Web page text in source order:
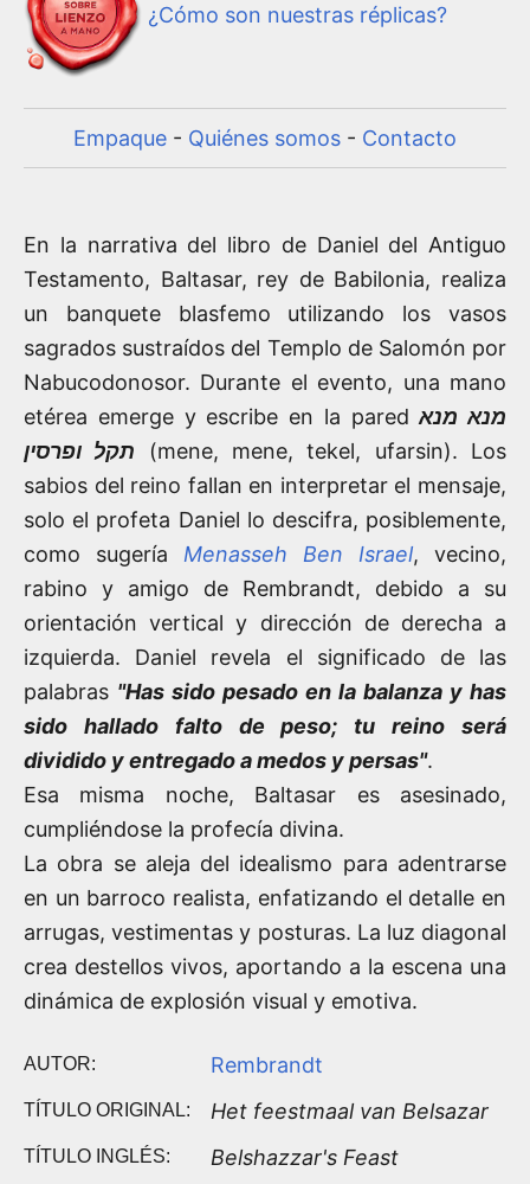
¿Cómo son nuestras réplicas?
Empaque - Quiénes somos - Contacto
En la narrativa del libro de Daniel del Antiguo
Testamento, Baltasar, rey de Babilonia, realiza
un banquete blasfemo utilizando los vasos
sagrados sustraídos del Templo de Salomón por
Nabucodonosor. Durante el evento, una mano
etérea emerge y escribe en la paredמנא מנא
תקל ופרסין (mene, mene, tekel, ufarsin). Los
sabios del reino fallan en interpretar el mensaje,
solo el profeta Daniel lo descifra, posiblemente,
como sugería Menasseh Ben Israel, vecino,
rabino y amigo de Rembrandt, debido a su
orientación vertical y dirección de derecha a
izquierda. Daniel revela el significado de las
palabras "Has sido pesado en la balanza y has
sido hallado falto de peso; tu reino será
dividido y entregado a medos y persas".
Esa misma noche, Baltasar es asesinado,
cumpliéndose la profecía divina.
La obra se aleja del idealismo para adentrarse
en un barroco realista, enfatizando el detalle en
arrugas, vestimentas y posturas. La luz diagonal
crea destellos vivos, aportando a la escena una
dinámica de explosión visual y emotiva.
AUTOR: Rembrandt
TÍTULO ORIGINAL: Het feestmaal van Belsazar
TÍTULO INGLÉS: Belshazzar's Feast